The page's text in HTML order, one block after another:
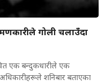
गोली चलाउँदा
एक बन्दुकधारीले एक
शनिबार बताएका